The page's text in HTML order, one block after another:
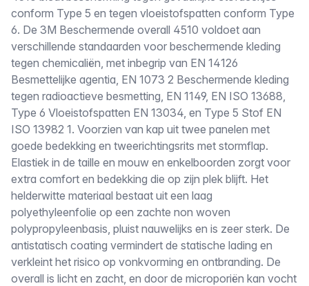
conform Type 5 en tegen vloeistofspatten conform Type
6. De 3M Beschermende overall 4510 voldoet aan
verschillende standaarden voor beschermende kleding
tegen chemicaliën, met inbegrip van EN 14126
Besmettelijke agentia, EN 1073 2 Beschermende kleding
tegen radioactieve besmetting, EN 1149, EN ISO 13688,
Type 6 Vloeistofspatten EN 13034, en Type 5 Stof EN
ISO 13982 1. Voorzien van kap uit twee panelen met
goede bedekking en tweerichtingsrits met stormflap.
Elastiek in de taille en mouw en enkelboorden zorgt voor
extra comfort en bedekking die op zijn plek blijft. Het
helderwitte materiaal bestaat uit een laag
polyethyleenfolie op een zachte non woven
polypropyleenbasis, pluist nauwelijks en is zeer sterk. De
antistatisch coating vermindert de statische lading en
verkleint het risico op vonkvorming en ontbranding. De
overall is licht en zacht, en door de microporiën kan vocht